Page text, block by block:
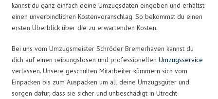
kannst du ganz einfach deine Umzugsdaten eingeben und erhältst
einen unverbindlichen Kostenvoranschlag. So bekommst du einen
ersten Überblick über die zu erwartenden Kosten.
Bei uns vom Umzugsmeister Schröder Bremerhaven kannst du
dich auf einen reibungslosen und professionellen Umzugsservice
verlassen. Unsere geschulten Mitarbeiter kümmern sich vom
Einpacken bis zum Auspacken um all deine Umzugsgüter und
sorgen dafür, dass sie sicher und unbeschädigt in Utrecht